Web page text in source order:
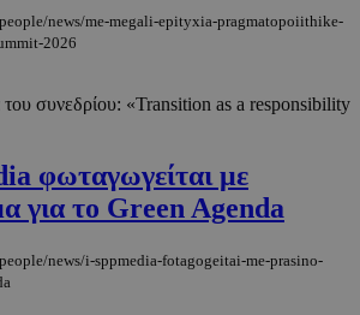
news/me-megali-epityxia-pragmatopoiithike-
2026
του συνεδρίου: «Transition as a responsibility
φωταγωγείται με
για το Green Agenda
news/i-sppmedia-fotagogeitai-me-prasino-